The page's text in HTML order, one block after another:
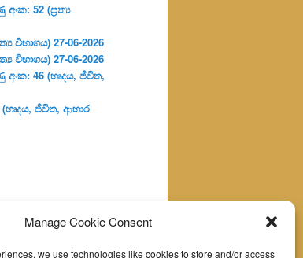
Manage Cookie Consent
we use technologies like cookies to store and/or access
52 (ප්‍ර‍ත්‍ය
විභාගය) 27-06-2026
විභාගය) 27-06-2026
46 (හෘදය, ජීවිත,
ජීවිත, ආහාර